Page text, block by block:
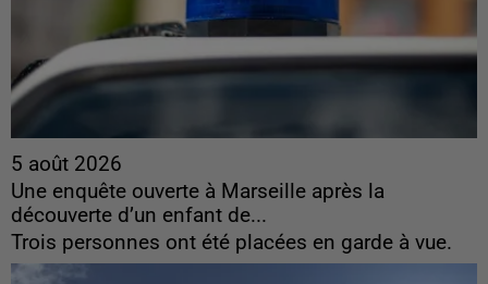
5 août 2026
Une enquête ouverte à Marseille après la
découverte d’un enfant de...
Trois personnes ont été placées en garde à vue.